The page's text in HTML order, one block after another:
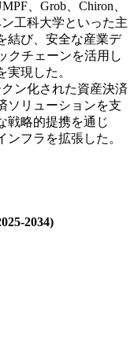
、Grob、Chiron、
ン工科大学といった主
結び、安全な産業デ
クチェーンを活用し
現した。
ン化された資産決済
ソリューションを支
戦略的提携を通じ
フラを拡張した。
2034)